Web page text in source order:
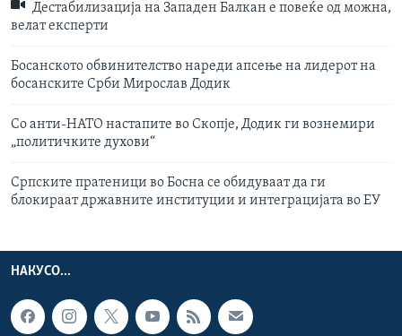
Дестабилизација на Западен Балкан е повеќе од можна,
велат експерти
Босанското обвинителство нареди апсење на лидерот на
босанските Срби Мирослав Додик
Со анти-НАТО настапите во Скопје, Додик ги вознемири
„политичките духови“
Српските пратеници во Босна се обидуваат да ги
блокираат државните институции и интеграцијата во ЕУ
НАКУСО...